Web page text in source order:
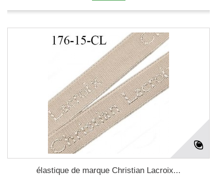
élastique de marque Christian Lacroix...